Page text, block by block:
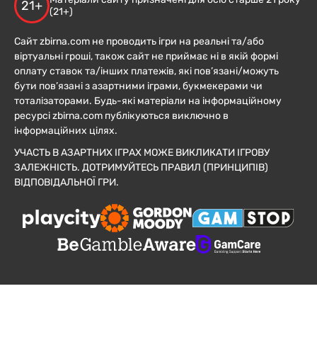
21+ (21+)
Сайт zbirna.com не проводить ігри на реальні та/або
віртуальні гроші, також сайт не приймає ні в якій формі
оплату ставок та/інших платежів, які пов’язані/можуть
бути пов’язані з азартними іграми, букмекерами чи
тоталізаторами. Будь-які матеріали на інформаційному
ресурсі zbirna.com публікуються виключно в
інформаційних цілях.
УЧАСТЬ В АЗАРТНИХ ІГРАХ МОЖЕ ВИКЛИКАТИ ІГРОВУ
ЗАЛЕЖНІСТЬ. ДОТРИМУЙТЕСЬ ПРАВИЛ (ПРИНЦИПІВ)
ВІДПОВІДАЛЬНОЇ ГРИ.